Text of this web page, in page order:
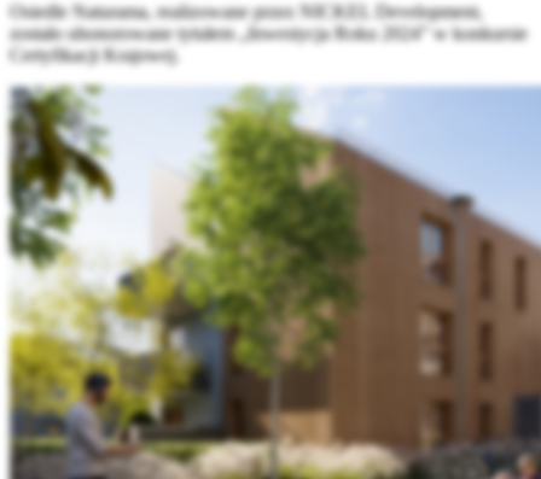
Osiedle Naturama, realizowane przez NICKEL Development,
zostało uhonorowane tytułem „Inwestycja Roku 2024” w konkursie
Certyfikacji Krajowej.